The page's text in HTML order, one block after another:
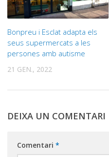
Bonpreu i Esclat adapta els
seus supermercats a les
persones amb autisme
21 GEN., 2022
DEIXA UN COMENTARI
Comentari *